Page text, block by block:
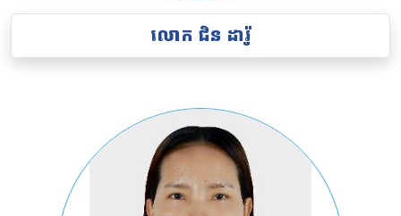
លោក ជិន ដារ៉ូ